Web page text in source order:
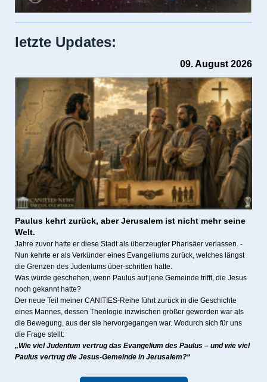
letzte Updates:
09. August 2026
Paulus kehrt zurück, aber Jerusalem ist nicht mehr seine
Welt.
Jahre zuvor hatte er diese Stadt als überzeugter Pharisäer verlassen. -
Nun kehrte er als Verkünder eines Evangeliums zurück, welches längst
die Grenzen des Judentums über-schritten hatte.
Was würde geschehen, wenn Paulus auf jene Gemeinde trifft, die Jesus
noch gekannt hatte?
Der neue Teil meiner CANITIES-Reihe führt zurück in die Geschichte
eines Mannes, dessen Theologie inzwischen größer geworden war als
die Bewegung, aus der sie hervorgegangen war. Wodurch sich für uns
die Frage stellt:
„Wie viel Judentum vertrug das Evangelium des Paulus – und wie viel
Paulus vertrug die Jesus-Gemeinde in Jerusalem?“